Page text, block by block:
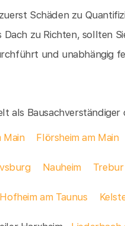
Schäden zu
zu Richten, sollten
und unabhängig
als
Main Flörsheim am Main
Nauheim Trebur
Hofheim am Taunus